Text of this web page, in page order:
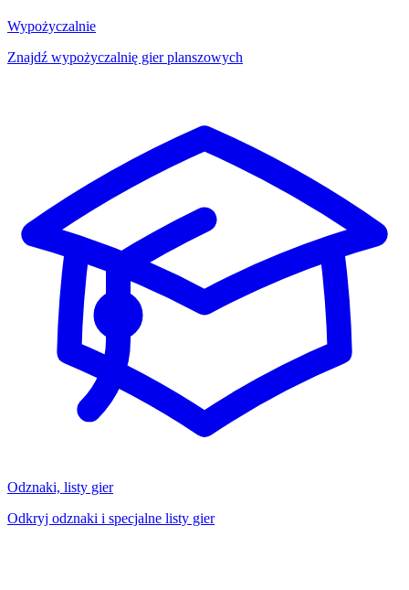
Wypożyczalnie
Znajdź wypożyczalnię gier planszowych
Odznaki, listy gier
Odkryj odznaki i specjalne listy gier